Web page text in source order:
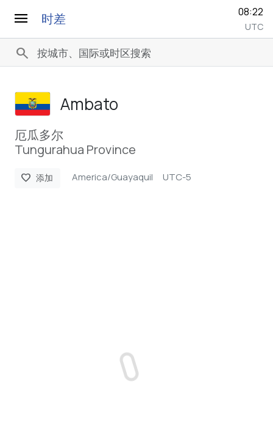
menu 时差 08:22
UTC
search
Ambato
厄瓜多尔
Tungurahua Province
favorite 添加 America/Guayaquil UTC-5